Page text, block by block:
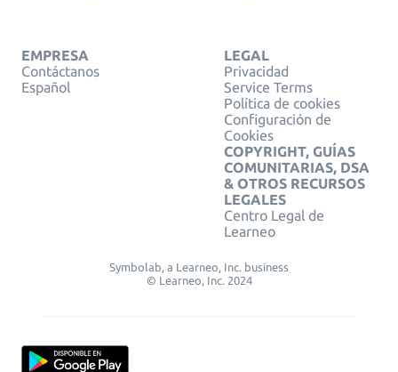
EMPRESA
Contáctanos
Español
LEGAL
Privacidad
Service Terms
Política de cookies
Configuración de
Cookies
COPYRIGHT, GUÍAS
COMUNITARIAS, DSA
& OTROS RECURSOS
LEGALES
Centro Legal de
Learneo
Symbolab, a Learneo, Inc. business
© Learneo, Inc. 2024